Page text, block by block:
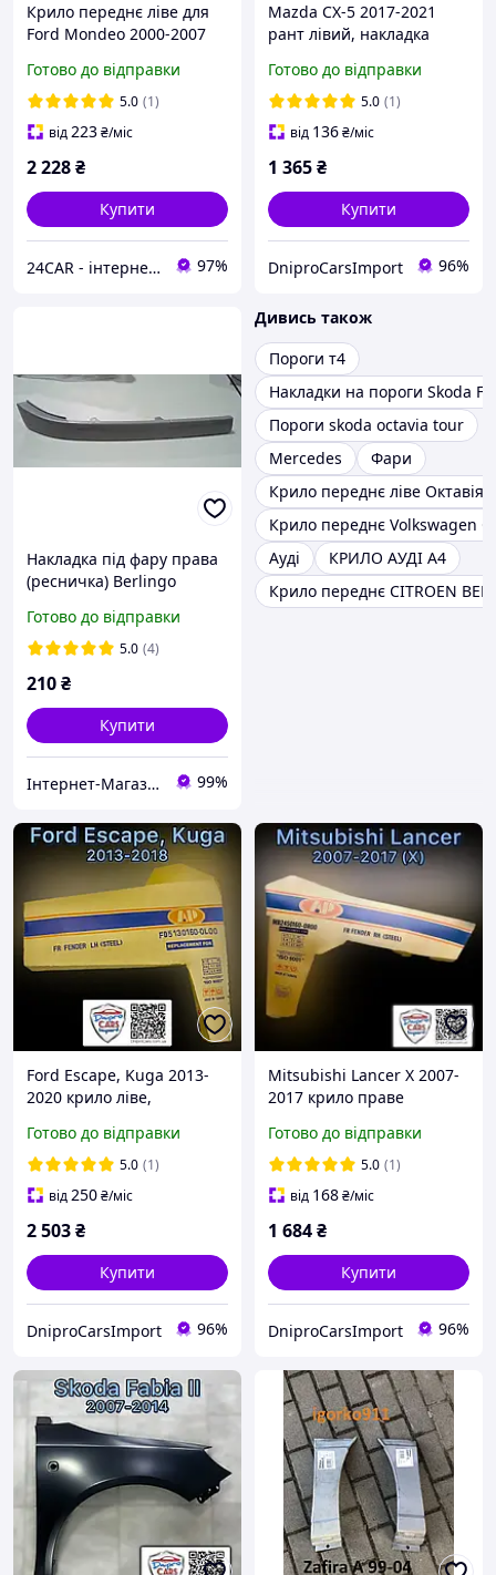
Крило переднє ліве для
Ford Mondeo 2000-2007
Готово до відправки
5.0 (1)
від223₴/міс
2 228₴
Купити
24CAR - інтернет магазин запчастин та аксесуарів 97%
Mazda CX-5 2017-2021
рант лівий, накладка
KB7W51W30E
Готово до відправки
5.0 (1)
від 136₴/міс
1 365₴
Купити
DniproCarsImport 96%
Накладка під фару права
(ресничка) Berlingo
Читаємо опис!
Готово до відправки
5.0 (4)
210₴
Купити
Інтернет-Магазин БУСІК 99%
Дивись також
Пороги т4
Накладки на пороги Skoda
Пороги skoda octavia tour
Mercedes
Фари
Крило переднє ліве Октавія
Крило переднє Volkswagen
Ауді
КРИЛО АУДІ А4
Крило переднє CITROEN
Ford Escape, Kuga 2013-
2020 крило ліве,
Готово до відправки
5.0 (1)
від250₴/міс
2 503₴
Купити
DniproCarsImport 96%
Mitsubishi Lancer X 2007-
2017 крило праве
Готово до відправки
5.0 (1)
від 168₴/міс
1 684₴
Купити
DniproCarsImport 96%